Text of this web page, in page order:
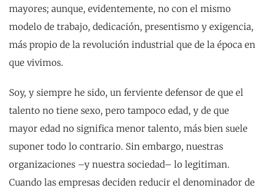
mayores; aunque, evidentemente, no con el mismo
modelo de trabajo, dedicación, presentismo y exigencia,
más propio de la revolución industrial que de la época en
que vivimos.
Soy, y siempre he sido, un ferviente defensor de que el
talento no tiene sexo, pero tampoco edad, y de que
mayor edad no significa menor talento, más bien suele
suponer todo lo contrario. Sin embargo, nuestras
organizaciones –y nuestra sociedad– lo legitiman.
Cuando las empresas deciden reducir el denominador de